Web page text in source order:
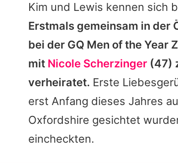
Kim und Lewis kennen sich
Erstmals gemeinsam in
bei der GQ Men of the Year
mit Nicole Scherzinger (47)
verheiratet. Erste
erst Anfang dieses Jahres
Oxfordshire gesichtet
eincheckten.